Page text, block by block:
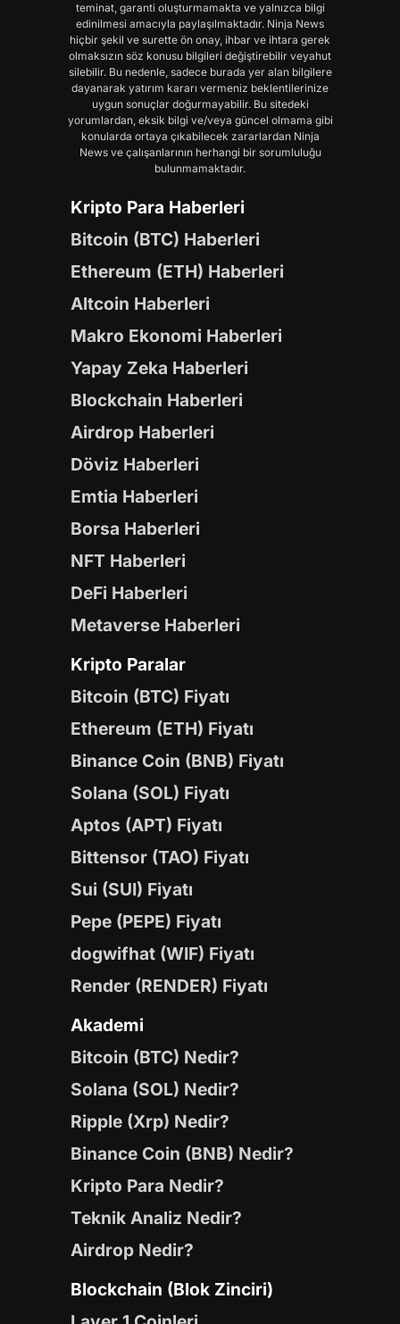
teminat, garanti oluşturmamakta ve yalnızca bilgi
edinilmesi amacıyla paylaşılmaktadır. Ninja News
hiçbir şekil ve surette ön onay, ihbar ve ihtara gerek
olmaksızın söz konusu bilgileri değiştirebilir veyahut
silebilir. Bu nedenle, sadece burada yer alan bilgilere
dayanarak yatırım kararı vermeniz beklentilerinize
uygun sonuçlar doğurmayabilir. Bu sitedeki
yorumlardan, eksik bilgi ve/veya güncel olmama gibi
konularda ortaya çıkabilecek zararlardan Ninja
News ve çalışanlarının herhangi bir sorumluluğu
bulunmamaktadır.
Kripto Para Haberleri
Bitcoin (BTC) Haberleri
Ethereum (ETH) Haberleri
Altcoin Haberleri
Makro Ekonomi Haberleri
Yapay Zeka Haberleri
Blockchain Haberleri
Airdrop Haberleri
Döviz Haberleri
Emtia Haberleri
Borsa Haberleri
NFT Haberleri
DeFi Haberleri
Metaverse Haberleri
Kripto Paralar
Bitcoin (BTC) Fiyatı
Ethereum (ETH) Fiyatı
Binance Coin (BNB) Fiyatı
Solana (SOL) Fiyatı
Aptos (APT) Fiyatı
Bittensor (TAO) Fiyatı
Sui (SUI) Fiyatı
Pepe (PEPE) Fiyatı
dogwifhat (WIF) Fiyatı
Render (RENDER) Fiyatı
Akademi
Bitcoin (BTC) Nedir?
Solana (SOL) Nedir?
Ripple (Xrp) Nedir?
Binance Coin (BNB) Nedir?
Kripto Para Nedir?
Teknik Analiz Nedir?
Airdrop Nedir?
Blockchain (Blok Zinciri)